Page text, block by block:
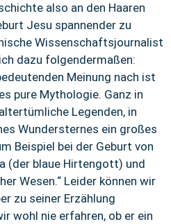
also an den Haaren
Jesu spannender zu
Wissenschaftsjournalist
dazu folgendermaßen:
Meinung nach ist
pure Mythologie. Ganz in
Legenden, in
Wundersternes ein großes
Beispiel bei der Geburt von
(der blaue Hirtengott) und
Wesen.“ Leider können wir
zu seiner Erzählung
wohl nie erfahren, ob er ein